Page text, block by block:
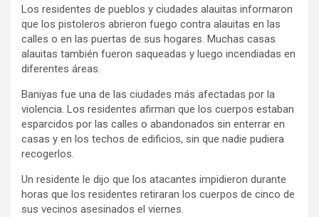
Los residentes de pueblos y ciudades alauitas informaron
que los pistoleros abrieron fuego contra alauitas en las
calles o en las puertas de sus hogares. Muchas casas
alauitas también fueron saqueadas y luego incendiadas en
diferentes áreas.
Baniyas fue una de las ciudades más afectadas por la
violencia. Los residentes afirman que los cuerpos estaban
esparcidos por las calles o abandonados sin enterrar en
casas y en los techos de edificios, sin que nadie pudiera
recogerlos.
Un residente le dijo que los atacantes impidieron durante
horas que los residentes retiraran los cuerpos de cinco de
sus vecinos asesinados el viernes.